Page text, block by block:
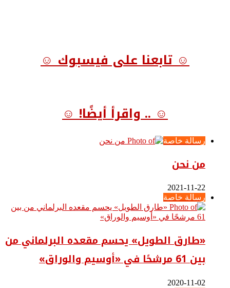
☺ تابعنا على فيسبوك ☺
☺ .. واقرأ أيضًا! ☺
رسالة خاصة
من نحن
2021-11-22
رسالة خاصة
«طارق الطويل» يحسم مقعده البرلماني من
بين 61 مرشحًا في «أوسيم والوراق»
2020-11-02